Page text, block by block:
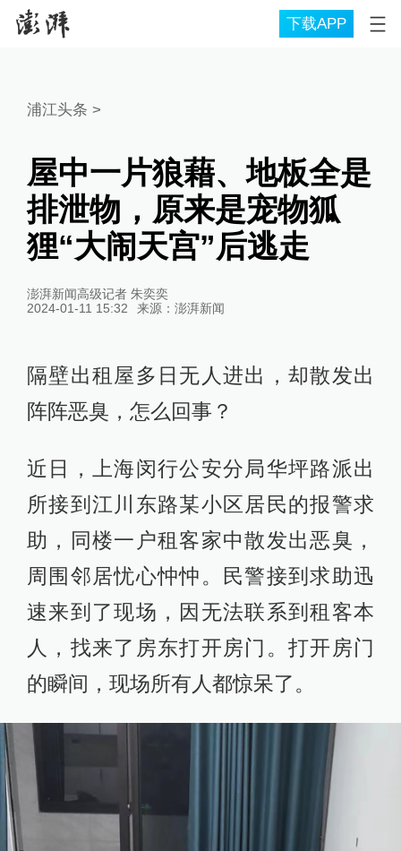
下载APP
浦江头条 >
屋中一片狼藉、地板全是
排泄物，原来是宠物狐
狸“大闹天宫”后逃走
澎湃新闻高级记者 朱奕奕
2024-01-11 15:32
来源： 澎湃新闻
隔壁出租屋多日无人进出，却散发出
阵阵恶臭，怎么回事？
近日，上海闵行公安分局华坪路派出
所接到江川东路某小区居民的报警求
助，同楼一户租客家中散发出恶臭，
周围邻居忧心忡忡。民警接到求助迅
速来到了现场，因无法联系到租客本
人，找来了房东打开房门。打开房门
的瞬间，现场所有人都惊呆了。